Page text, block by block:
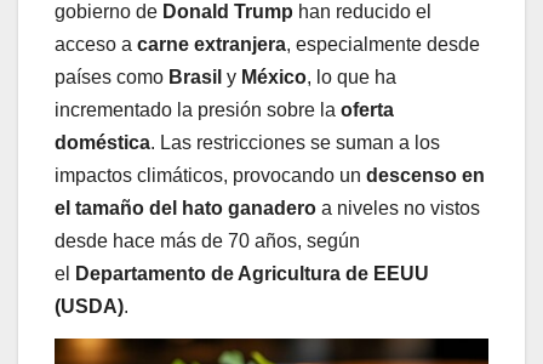
gobierno de Donald Trump han reducido el
acceso a carne extranjera, especialmente desde
países como Brasil y México, lo que ha
incrementado la presión sobre la oferta
doméstica. Las restricciones se suman a los
impactos climáticos, provocando un descenso en
el tamaño del hato ganadero a niveles no vistos
desde hace más de 70 años, según
el
Departamento de Agricultura de EEUU
(USDA).